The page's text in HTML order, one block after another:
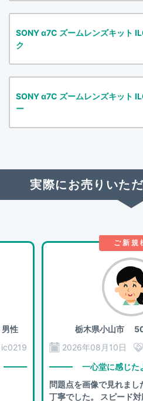
SONY α7C ズームレンズキット
ク
SONY α7C ズームレンズキット
ー
実際にお売りいた
性
ic0219
ご新規
栃木県小山市50
2026年08月10日
一心堂に感じた
問題点を画像で見れまし
丁寧でした。 スピード